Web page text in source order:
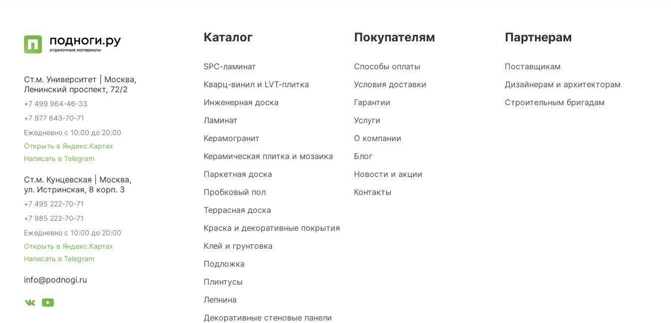
Каталог
SPC-ламинат
Кварц-винил и LVT-плитка
Инженерная доска
Ламинат
Керамогранит
Керамическая плитка и мозаика
Паркетная доска
Пробковый пол
Террасная доска
Краска и декоративные покрытия
Клей и грунтовка
Подложка
Плинтусы
Лепнина
Декоративные стеновые панели
Покупателям
Способы оплаты
Условия доставки
Гарантии
Услуги
О компании
Блог
Новости и акции
Контакты
Партнерам
Поставщикам
Дизайнерам и архитекторам
Строительным бригадам
Ст.м. Университет | Москва,
Ленинский проспект, 72/2
+7 499 964-46-33
+7 977 643-70-71
Ежедневно с 10:00 до 20:00
Открыть в Яндекс.Картах
Написать в Telegram
Ст.м. Кунцевская | Москва,
ул. Истринская, 8 корп. 3
+7 495 222-70-71
+7 985 222-70-71
Ежедневно с 10:00 до 20:00
Открыть в Яндекс.Картах
Написать в Telegram
info@podnogi.ru